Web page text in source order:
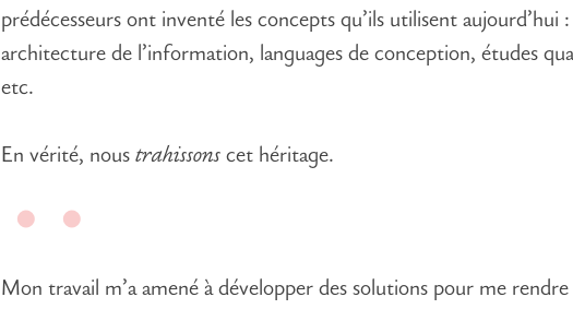
prédécesseurs ont inventé les concepts qu’ils utilisent aujourd’hui :
architecture de l’information, languages de conception, études
etc.
En vérité, nous trahissons cet héritage.
Mon travail m’a amené à développer des solutions pour me rendre